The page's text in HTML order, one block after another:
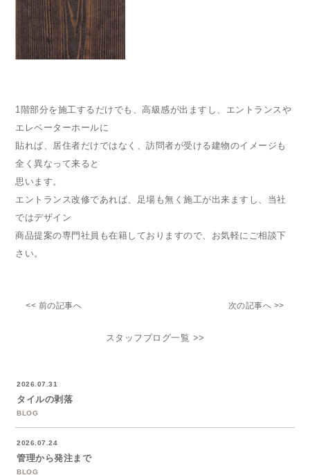
1階部分を施工するだけでも、高級感が出ますし、エントランスや
エレベーターホールに
貼れば、居住者だけではなく、訪問者が受ける建物のイメージも
全く異なって来ると
思います。
エントランス改修であれば、足場も無く施工が出来ますし、当社
ではデザイン
商品提案の専門社員も在籍しておりますので、お気軽にご相談下
さい。
<< 前の記事へ 次の記事へ >>
スタッフブログ一覧 >>
2026.07.31
タイルの剥落
BLOG
2026.07.24
管理から発注まで
BLOG